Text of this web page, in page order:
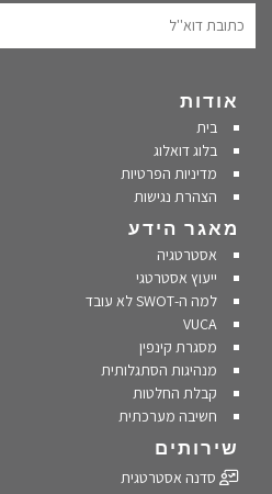
אודות
בית
בלוג דואלוג
מדיניות הפרטיות
הצהרת נגישות
מאגר הידע
אסטרטגיה
ייעוץ אסטרטגי
למה ה-SWOT לא עובד
VUCA
מסגרת קינפין
מנהיגות הסתגלותית
קבלת החלטות
חשיבה מערכתית
שירותים
סדנה אסטרטגית